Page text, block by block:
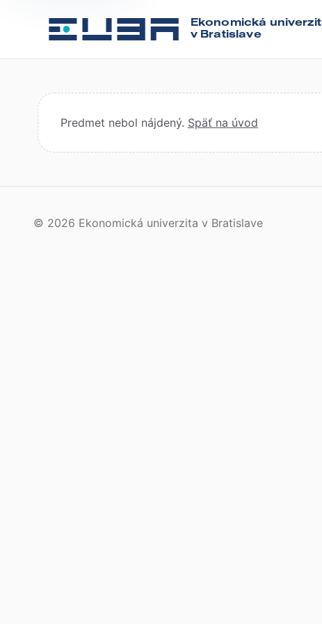
Ekonomická
v Bratislave
Predmet nebol nájdený. Späť na úvod
© 2026 Ekonomická univerzita v Bratislave